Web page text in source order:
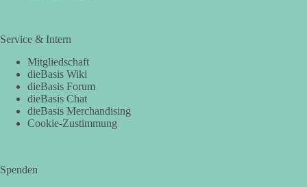
Service & Intern
Mitgliedschaft
dieBasis Wiki
dieBasis Forum
dieBasis Chat
dieBasis Merchandising
Cookie-Zustimmung
Spenden